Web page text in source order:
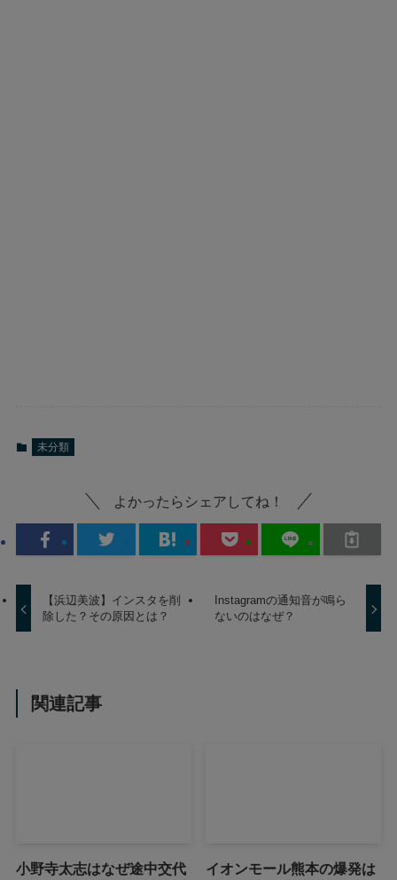
未分類
よかったらシェアしてね！
【浜辺美波】インスタを削
除した？その原因とは？
Instagramの通知音が鳴ら
ないのはなぜ？
関連記事
小野寺太志はなぜ途中交代
イオンモール熊本の爆発は